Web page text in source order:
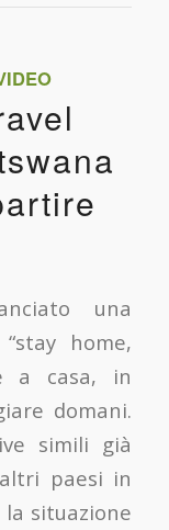
una
home,
a casa, in
domani.
simili già
paesi in
situazione